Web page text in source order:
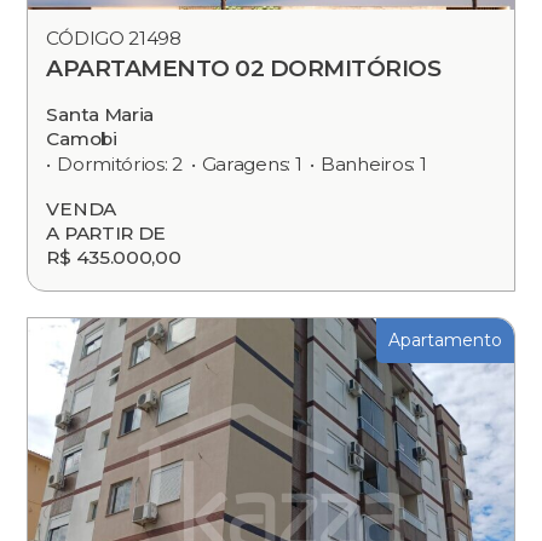
CÓDIGO 21498
APARTAMENTO 02 DORMITÓRIOS
Santa Maria
Camobi
Dormitórios: 2
Garagens: 1
Banheiros: 1
VENDA
A PARTIR DE
R$ 435.000,00
Apartamento